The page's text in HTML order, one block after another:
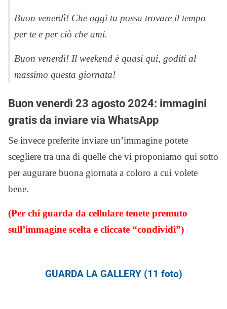
Buon venerdì! Che oggi tu possa trovare il tempo
per te e per ciò che ami.
Buon venerdì! Il weekend è quasi qui, goditi al
massimo questa giornata!
Buon venerdì 23 agosto 2024: immagini
gratis da inviare via WhatsApp
Se invece preferite inviare un’immagine potete
scegliere tra una di quelle che vi proponiamo qui sotto
per augurare buona giornata a coloro a cui volete
bene.
(Per chi guarda da cellulare tenete premuto
sull’immagine scelta e cliccate “condividi”)
GUARDA LA GALLERY (11 foto)